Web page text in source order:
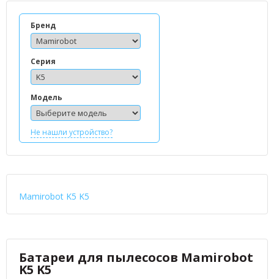
Бренд
Серия
Модель
Не нашли устройство?
Mamirobot K5 K5
Батареи для пылесосов Mamirobot
K5 K5